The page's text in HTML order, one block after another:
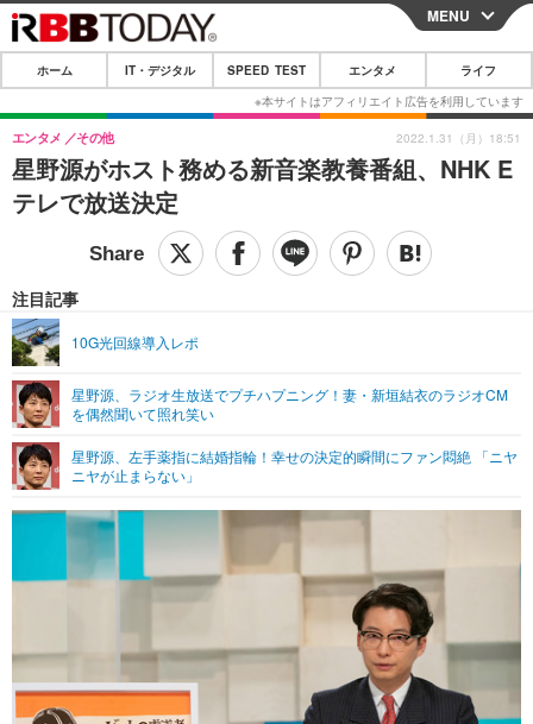
CLOSE
ホーム
IT・デジタル
IT・デジタルTOP スマートフォン
ショッピング その他
SPEED TEST
エンタメTOP 映画・ドラマ
グラビア
ショッピング その他
ライフTOP
その他
リリース一覧
プッシュ通知の停止方法
MENU
ホーム IT・デジタル SPEED TEST エンタメ ライフ
星野源がホスト務める新音楽教養番組、NHK E
テレで放送決定
エンタメ その他
注目記事
10G光回線導入レポ
星野源、ラジオ生放送でプチハプニング！妻・新垣結衣のラジオCM
を偶然聞いて照れ笑い
星野源、左手薬指に結婚指輪！幸せの決定的瞬間にファン悶絶 「ニヤ
ニヤが止まらない」
2022.1.31（月）18:51